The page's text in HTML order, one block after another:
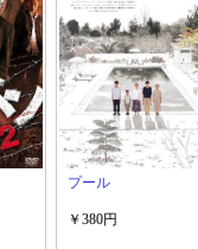
プール
￥380円